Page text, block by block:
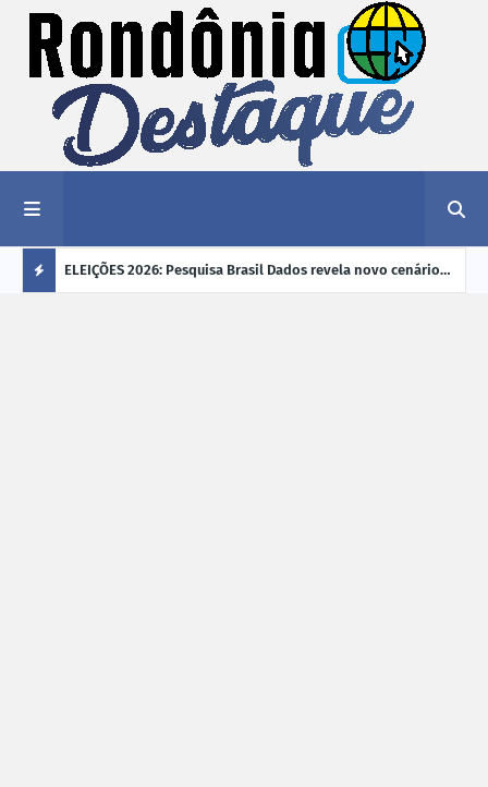
a mais ELEIÇÕES 2026: Pesquisa Brasil Dados revela novo cenário